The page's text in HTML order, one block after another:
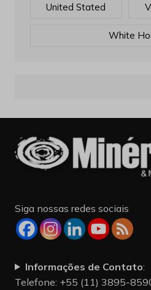
United Stated
White
Siga nossas redes sociais
Informações de Contato:
Telefone: +55 (11) 3895-